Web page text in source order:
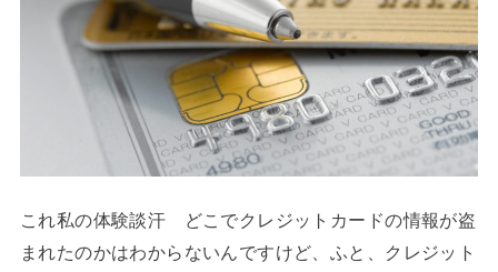
これ私の体験談汗 どこでクレジットカードの情報が盗
まれたのかはわからないんですけど、ふと、クレジット